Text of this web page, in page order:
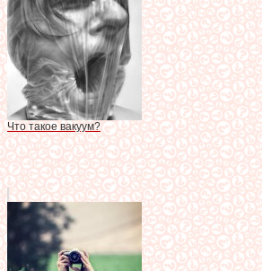
Что такое вакуум?